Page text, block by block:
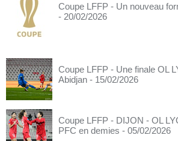
Coupe LFFP - Un nouveau
- 20/02/2026
Coupe LFFP - Une finale OL
Abidjan - 15/02/2026
Coupe LFFP - DIJON - OL
PFC en demies - 05/02/2026